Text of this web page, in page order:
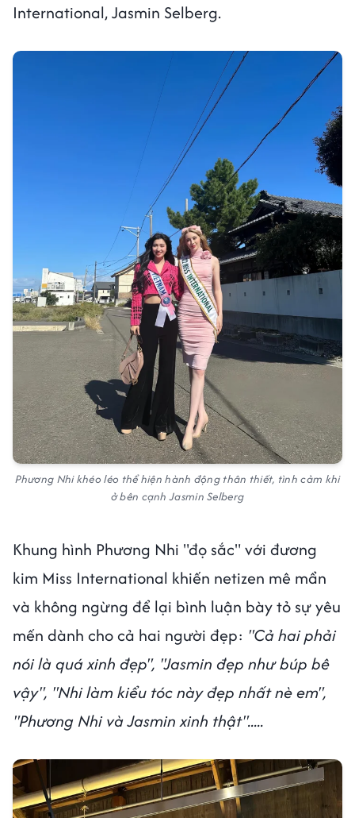
International, Jasmin Selberg.
Phương Nhi khéo léo thể hiện hành động thân thiết, tình cảm khi
ở bên cạnh Jasmin Selberg
Khung hình Phương Nhi "đọ sắc" với đương
kim Miss International khiến netizen mê mẩn
và không ngừng để lại bình luận bày tỏ sự yêu
mến dành cho cả hai người đẹp: "Cả hai phải
nói là quá xinh đẹp", "Jasmin đẹp như búp bê
vậy", "Nhi làm kiểu tóc này đẹp nhất nè em",
"Phương Nhi và Jasmin xinh thật".....